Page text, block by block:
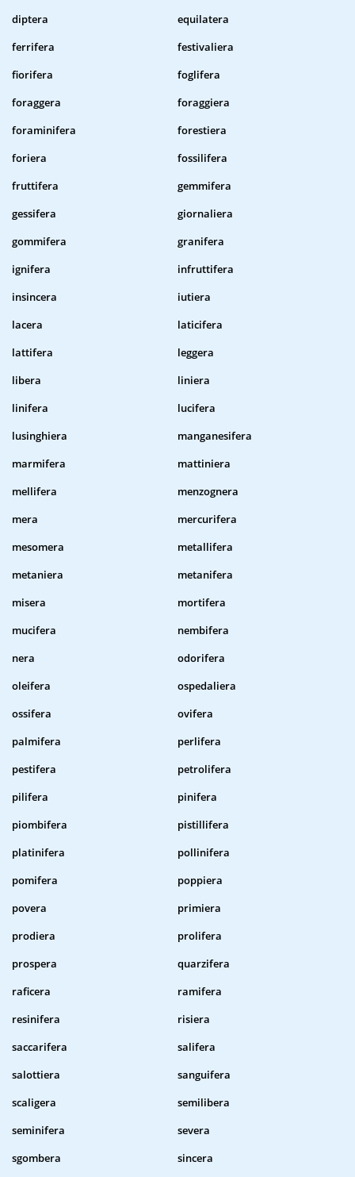
diptera
equilatera
ferrifera
festivaliera
fiorifera
foglifera
foraggera
foraggiera
foraminifera
forestiera
foriera
fossilifera
fruttifera
gemmifera
gessifera
giornaliera
gommifera
granifera
ignifera
infruttifera
insincera
iutiera
lacera
laticifera
lattifera
leggera
libera
liniera
linifera
lucifera
lusinghiera
manganesifera
marmifera
mattiniera
mellifera
menzognera
mera
mercurifera
mesomera
metallifera
metaniera
metanifera
misera
mortifera
mucifera
nembifera
nera
odorifera
oleifera
ospedaliera
ossifera
ovifera
palmifera
perlifera
pestifera
petrolifera
pilifera
pinifera
piombifera
pistillifera
platinifera
pollinifera
pomifera
poppiera
povera
primiera
prodiera
prolifera
prospera
quarzifera
raficera
ramifera
resinifera
risiera
saccarifera
salifera
salottiera
sanguifera
scaligera
semilibera
seminifera
severa
sgombera
sincera